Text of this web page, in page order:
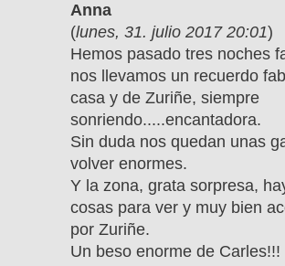
Anna
(lunes, 31. julio 2017 20:01)
Hemos pasado tres noches
nos llevamos un recuerdo
casa y de Zuriñe, siempre
sonriendo.....encantadora.
Sin duda nos quedan unas
volver enormes.
Y la zona, grata sorpresa,
cosas para ver y muy bien
por Zuriñe.
Un beso enorme de Carles!!!